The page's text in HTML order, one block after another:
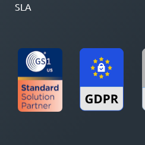
SLA